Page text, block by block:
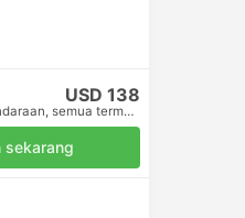
USD 138
kendaraan, semua termasuk.
sekarang